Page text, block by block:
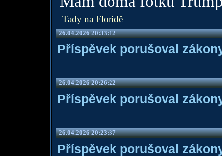
Tady na Floridě
26.04.2026 20:33:12
Příspěvek porušoval
26.04.2026 20:26:22
Příspěvek porušoval
26.04.2026 20:23:37
Příspěvek porušoval